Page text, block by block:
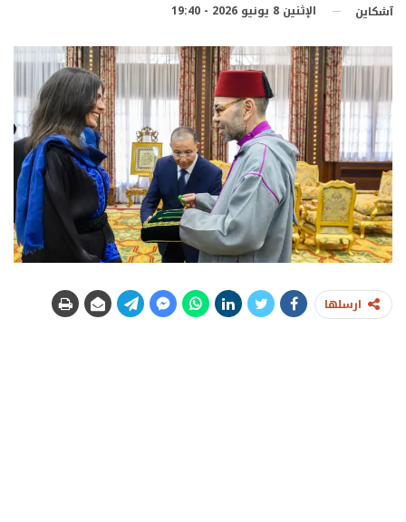
آشكاين الإثنين 8 يونيو 2026 - 19:40
ارسلها